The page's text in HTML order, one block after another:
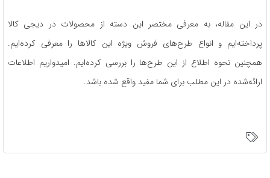
در این مقاله، به معرفی مختصر این دسته از محصولات در دیجی‌ کالا
پرداخته‌ایم و انواع طرح‌های فروش ویژه این کالاها را معرفی کرده‌ایم.
همچنین نحوه اطلاع از این طرح‌ها را بررسی کرده‌ایم. امیدواریم اطلاعات
ارائه‌شده در این مطلب برای شما مفید واقع شده باشد.